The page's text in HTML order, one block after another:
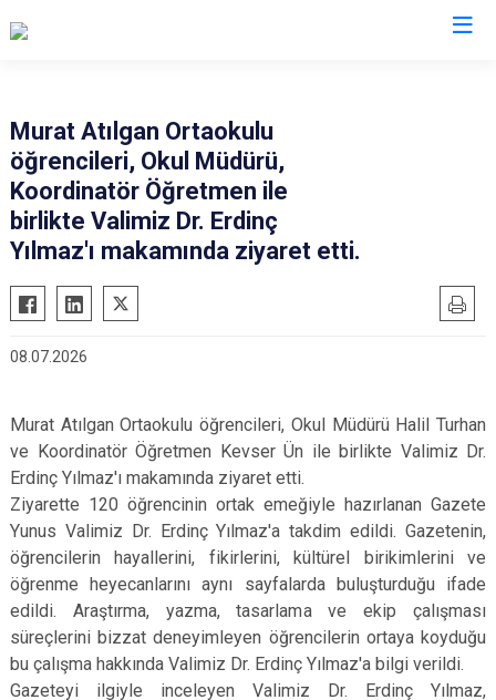
Murat Atılgan Ortaokulu
öğrencileri, Okul Müdürü,
Koordinatör Öğretmen ile
birlikte Valimiz Dr. Erdinç
Yılmaz'ı makamında ziyaret etti.
08.07.2026
Murat Atılgan Ortaokulu öğrencileri, Okul Müdürü Halil Turhan
ve Koordinatör Öğretmen Kevser Ün ile birlikte Valimiz Dr.
Erdinç Yılmaz'ı makamında ziyaret etti.
Ziyarette 120 öğrencinin ortak emeğiyle hazırlanan Gazete
Yunus Valimiz Dr. Erdinç Yılmaz'a takdim edildi. Gazetenin,
öğrencilerin hayallerini, fikirlerini, kültürel birikimlerini ve
öğrenme heyecanlarını aynı sayfalarda buluşturduğu ifade
edildi. Araştırma, yazma, tasarlama ve ekip çalışması
süreçlerini bizzat deneyimleyen öğrencilerin ortaya koyduğu
bu çalışma hakkında Valimiz Dr. Erdinç Yılmaz'a bilgi verildi.
Gazeteyi ilgiyle inceleyen Valimiz Dr. Erdinç Yılmaz,